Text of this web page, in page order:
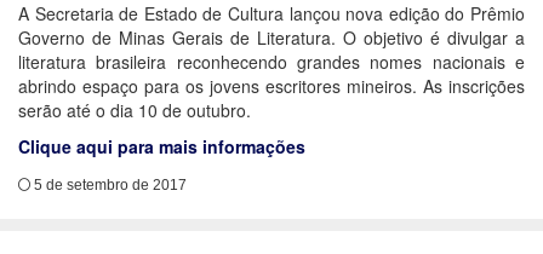
A Secretaria de Estado de Cultura lançou nova edição do Prêmio
Governo de Minas Gerais de Literatura. O objetivo é divulgar a
literatura brasileira reconhecendo grandes nomes nacionais e
abrindo espaço para os jovens escritores mineiros. As inscrições
serão até o dia 10 de outubro.
Clique aqui para mais informações
5 de setembro de 2017